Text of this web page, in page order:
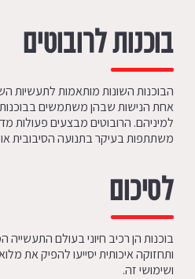
בוכנות לרובוטים
הבוכנות השונות מותאמות לתעשיות
אחת הנישות שבהן משתמשים בבוכנות
למיניהם. הרובוטים מבצעים פעולות
משתתפות בעיקר בתנועה הסיבובית
לסיכום
בוכנות הן רכיב חיוני בעולם
ותחזוקה איכותית יסייעו להפיק את
ושימושי זה.